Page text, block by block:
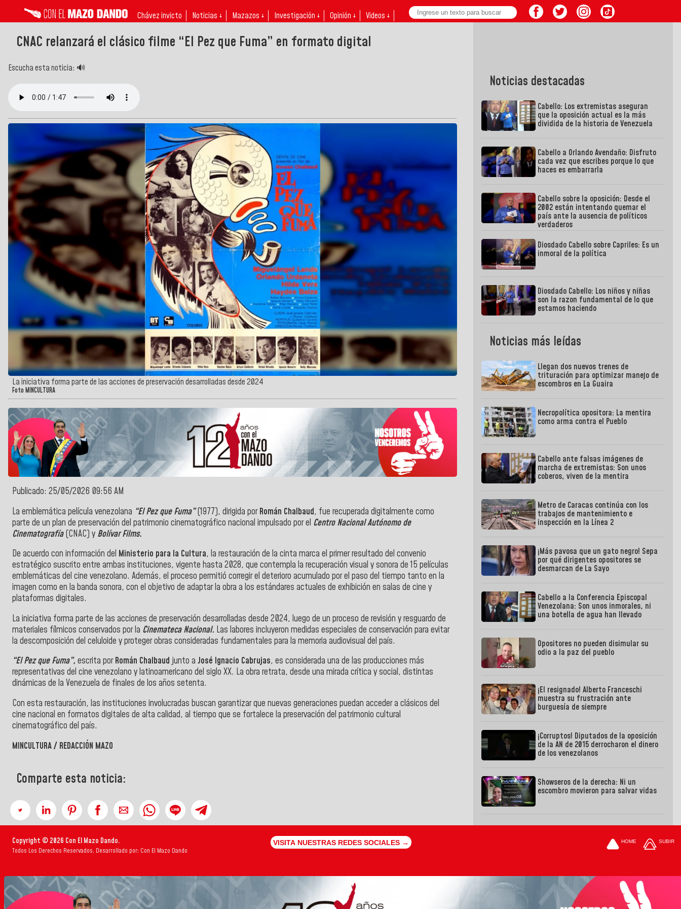
Chávez invicto Noticias ↓ Mazazos ↓ Investigación ↓ Opinión ↓ Videos ↓
CNAC relanzará el clásico filme “El Pez que Fuma” en formato digital
Escucha esta noticia: 🔊
La iniciativa forma parte de las acciones de preservación desarrolladas desde 2024
Foto MINCULTURA
Publicado: 25/05/2026 09:56 AM
La emblemática película venezolana “El Pez que Fuma”(1977), dirigida porRomán Chalbaud, fue recuperada digitalmente como
parte de un plan de preservación del patrimonio cinematográfico nacional impulsado por el Centro Nacional Autónomo de
Cinematografía(CNAC) y Bolívar Films.
De acuerdo con información del Ministerio para la Cultura, la restauración de la cinta marca el primer resultado del convenio
estratégico suscrito entre ambas instituciones, vigente hasta 2028, que contempla la recuperación visual y sonora de 15 películas
emblemáticas del cine venezolano. Además, el proceso permitió corregir el deterioro acumulado por el paso del tiempo tanto en la
imagen como en la banda sonora, con el objetivo de adaptar la obra a los estándares actuales de exhibición en salas de cine y
plataformas digitales.
La iniciativa forma parte de las acciones de preservación desarrolladas desde 2024, luego de un proceso de revisión y resguardo de
materiales fílmicos conservados por la Cinemateca Nacional. Las labores incluyeron medidas especiales de conservación para evitar
la descomposición del celuloide y proteger obras consideradas fundamentales para la memoria audiovisual del país.
“El Pez que Fuma”, escrita porRomán Chalbaudjunto a José Ignacio Cabrujas, es considerada una de las producciones más
representativas del cine venezolano y latinoamericano del siglo XX. La obra retrata, desde una mirada crítica y social, distintas
dinámicas de la Venezuela de finales de los años setenta.
Con esta restauración, las instituciones involucradas buscan garantizar que nuevas generaciones puedan acceder a clásicos del
cine nacional en formatos digitales de alta calidad, al tiempo que se fortalece la preservación del patrimonio cultural
cinematográfico del país.
MINCULTURA / REDACCIÓN MAZO
Comparte esta noticia:
Noticias destacadas
Cabello: Los extremistas aseguran
que la oposición actual es la más
dividida de la historia de Venezuela
Cabello a Orlando Avendaño: Disfruto
cada vez que escribes porque lo que
haces es embarrarla
Cabello sobre la oposición: Desde el
2002 están intentando quemar el
país ante la ausencia de políticos
verdaderos
Diosdado Cabello sobre Capriles: Es un
inmoral de la política
Diosdado Cabello: Los niños y niñas
son la razon fundamental de lo que
estamos haciendo
Noticias más leídas
Llegan dos nuevos trenes de
trituración para optimizar manejo de
escombros en La Guaira
Necropolítica opositora: La mentira
como arma contra el Pueblo
Cabello ante falsas imágenes de
marcha de extremistas: Son unos
coberos, viven de la mentira
Metro de Caracas continúa con los
trabajos de mantenimiento e
inspección en la Línea 2
¡Más pavosa que un gato negro! Sepa
por qué dirigentes opositores se
desmarcan de La Sayo
Cabello a la Conferencia Episcopal
Venezolana: Son unos inmorales, ni
una botella de agua han llevado
Opositores no pueden disimular su
odio a la paz del pueblo
¡El resignado! Alberto Franceschi
muestra su frustración ante
burguesía de siempre
¡Corruptos! Diputados de la oposición
de la AN de 2015 derrocharon el dinero
de los venezolanos
Showseros de la derecha: Ni un
escombro movieron para salvar vidas
Copyright © 2026 Con El Mazo Dando.
Todos Los Derechos Reservados. Desarrollado por: Con El Mazo Dando
VISITA NUESTRAS REDES SOCIALES → HOME SUBIR